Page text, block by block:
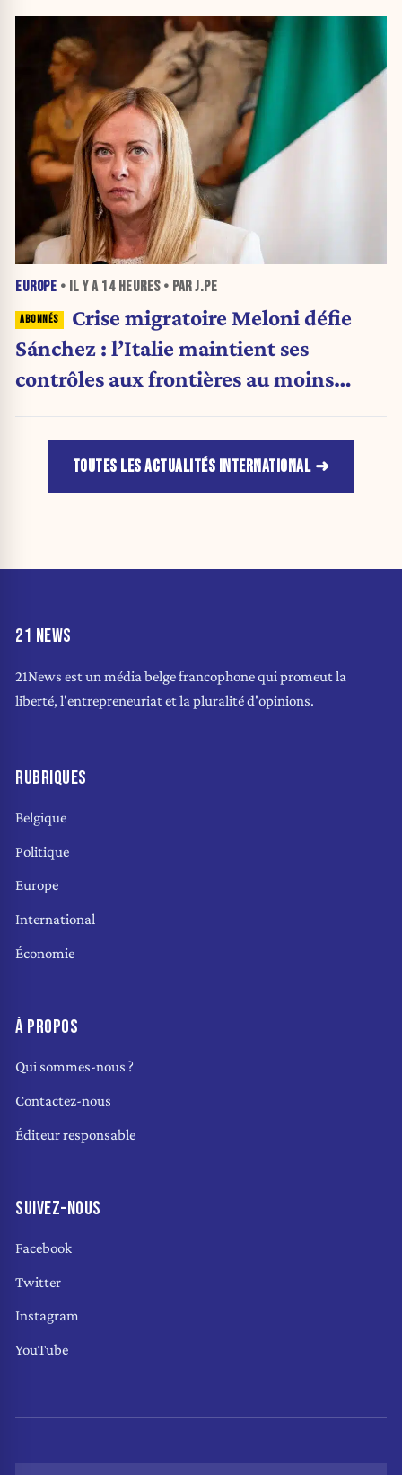
EUROPE • IL Y A 14 HEURES• PAR J.PE
Crise migratoire Meloni défie
Sánchez : l’Italie maintient ses
contrôles aux frontières au moins
TOUTES LES ACTUALITÉS INTERNATIONAL
21 NEWS
21News est un média belge francophone qui promeut la
liberté, l'entrepreneuriat et la pluralité d'opinions.
RUBRIQUES
Belgique
Politique
Europe
International
Économie
À PROPOS
Qui sommes-nous ?
Contactez-nous
Éditeur responsable
SUIVEZ-NOUS
Facebook
Twitter
Instagram
YouTube